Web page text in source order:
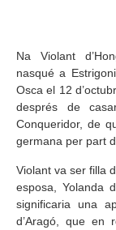
Na Violant
nasqué a
Osca el 12
després de
Conqueridor, de
germana per part
Violant va ser filla
esposa, Yolanda
significaria una
d’Aragó, que